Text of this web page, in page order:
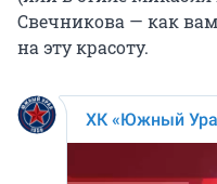
Свечникова — как
на эту красоту.